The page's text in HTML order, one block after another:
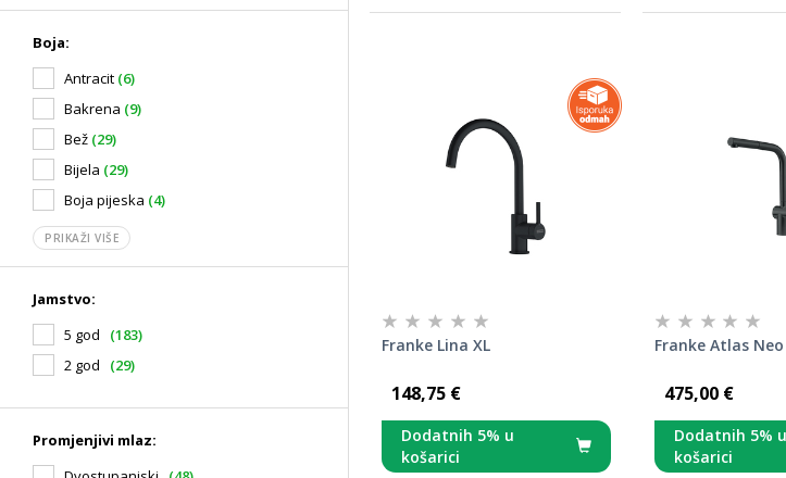
Boja:
Antracit (6)
Bakrena (9)
Bež (29)
Bijela (29)
Boja pijeska (4)
PRIKAŽI VIŠE
Jamstvo:
5 god
(183)
2 god
(29)
Promjenjivi mlaz:
Franke Lina XL
148,75 €
Dodatnih 5% u
košarici
Franke Atlas
475,00 €
Dodatnih 5% u
košarici